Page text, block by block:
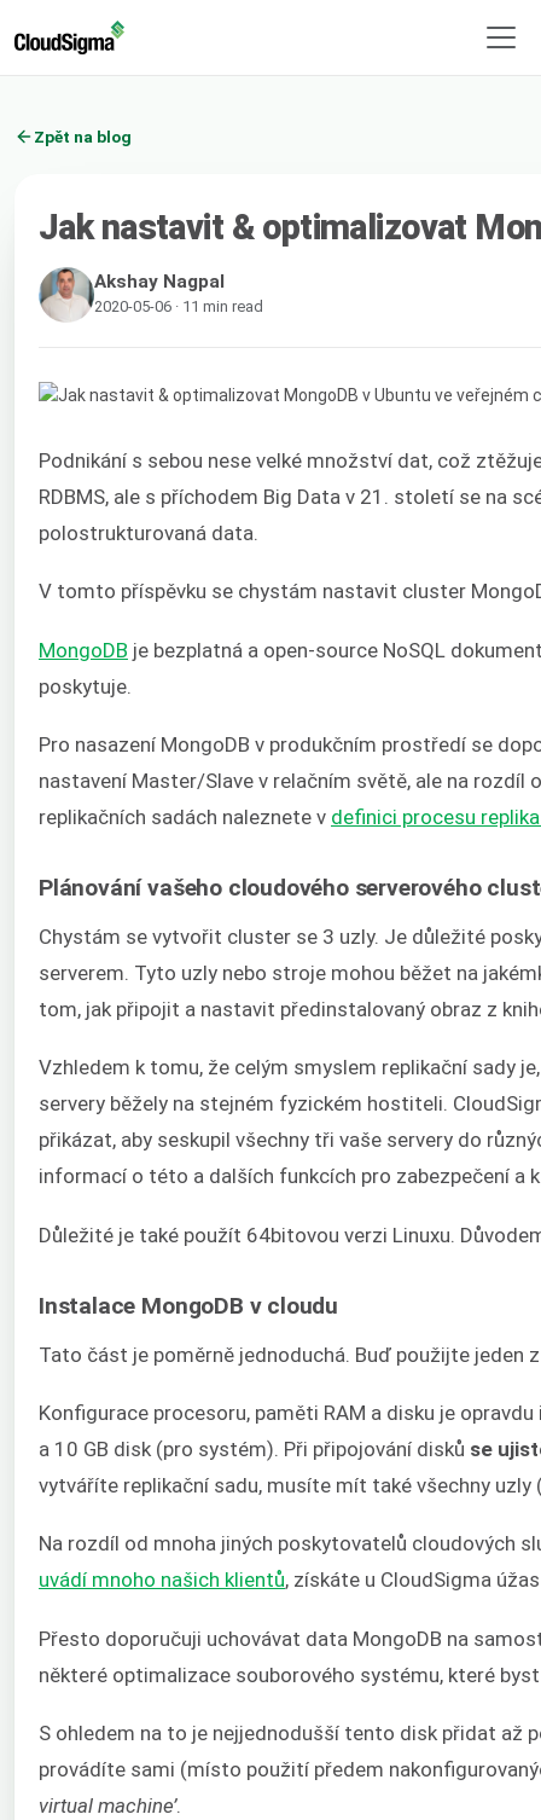
Zpět na blog
Jak nastavit & optimalizovat
Akshay Nagpal
2020-05-06 · 11 min read
Podnikání s sebou nese velké množství dat, což
RDBMS, ale s příchodem Big Data v 21. století se na
polostrukturovaná data.
V tomto příspěvku se chystám nastavit cluster
MongoDB je bezplatná a open-source NoSQL
poskytuje.
Pro nasazení MongoDB v produkčním prostředí se
nastavení Master/Slave v relačním světě, ale na
replikačních sadách naleznete v definici procesu
Plánování vašeho cloudového serverového
Chystám se vytvořit cluster se 3 uzly. Je důležité
serverem. Tyto uzly nebo stroje mohou běžet na
tom, jak připojit a nastavit předinstalovaný obraz z
Vzhledem k tomu, že celým smyslem replikační sady
servery běžely na stejném fyzickém hostiteli.
přikázat, aby seskupil všechny tři vaše servery do
informací o této a dalších funkcích pro zabezpečení a
Důležité je také použít 64bitovou verzi Linuxu.
Instalace MongoDB v cloudu
Tato část je poměrně jednoduchá. Buď použijte jeden
Konfigurace procesoru, paměti RAM a disku je
a 10 GB disk (pro systém). Při připojování disků se
vytváříte replikační sadu, musíte mít také všechny uzly
Na rozdíl od mnoha jiných poskytovatelů cloudových
uvádí mnoho našich klientů, získáte u CloudSigma
Přesto doporučuji uchovávat data MongoDB na
některé optimalizace souborového systému, které
S ohledem na to je nejjednodušší tento disk přidat až
provádíte sami (místo použití předem
virtual machine’.